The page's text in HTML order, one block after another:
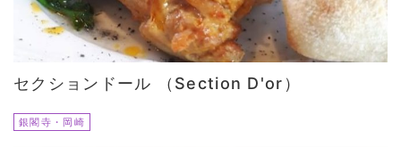
セクションドール （Section D'or）
銀閣寺・岡崎